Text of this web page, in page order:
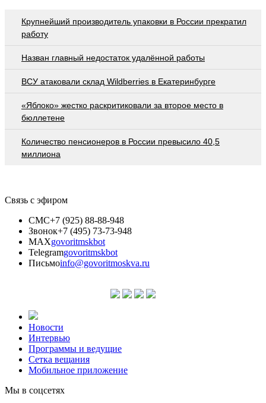
Крупнейший производитель упаковки в России прекратил
работу
Назван главный недостаток удалённой работы
ВСУ атаковали склад Wildberries в Екатеринбурге
«Яблоко» жестко раскритиковали за второе место в
бюллетене
Количество пенсионеров в России превысило 40,5
миллиона
Связь с эфиром
СМС+7 (925) 88-88-948
Звонок+7 (495) 73-73-948
MAXgovoritmskbot
Telegramgovoritmskbot
Письмоinfo@govoritmoskva.ru
Новости
Интервью
Программы и ведущие
Сетка вещания
Мобильное приложение
Мы в соцсетях